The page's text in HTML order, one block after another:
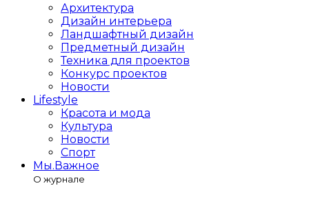
Архитектура
Дизайн интерьера
Ландшафтный дизайн
Предметный дизайн
Техника для проектов
Конкурс проектов
Новости
Lifestyle
Красота и мода
Культура
Новости
Спорт
Мы.Важное
О журнале